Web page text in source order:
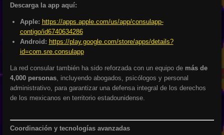
Descarga la app aquí:
Apple: https://apps.apple.com/us/app/consulapp-
contigo/id6740634286
Android: https://play.google.com/store/apps/details?
id=com.sre.consulapp
La red consular también ha sido reforzada con un equipo de más de
4,000 personas , incluyendo abogados, psicólogos y personal
administrativo, para garantizar una defensa integral de los derechos
de los mexicanos en territorio estadounidense.
Coordinación y tecnologías avanzadas